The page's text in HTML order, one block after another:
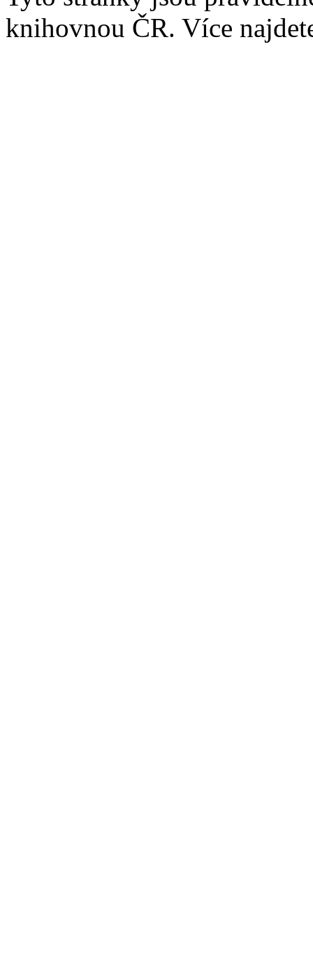
knihovnou ČR. Více